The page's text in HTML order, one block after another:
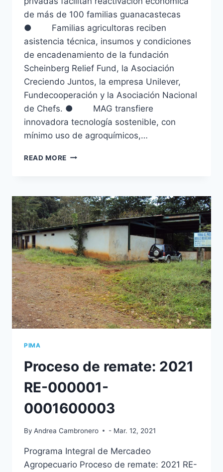
de más de 100 familias guanacastecas
● Familias agricultoras reciben
asistencia técnica, insumos y condiciones
de encadenamiento de la fundación
Scheinberg Relief Fund, la Asociación
Creciendo Juntos, la empresa Unilever,
Fundecooperación y la Asociación Nacional
de Chefs. ● MAG transfiere
innovadora tecnología sostenible, con
mínimo uso de agroquímicos,…
READ MORE PIMA
REACTIVACIÓN
ECONÓMICA
DE
MÁS
DE
100
FAMILIAS
GUANACASTECAS
PIMA
Proceso de remate: 2021
RE-000001-
0001600003
By Andrea Cambronero - Mar. 12, 2021
Programa Integral de Mercadeo
Agropecuario Proceso de remate: 2021 RE-